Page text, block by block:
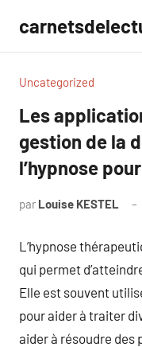
contenu
Uncategorized
Les
gestion de la
l’hypnose
par Louise KESTEL
L’hypnose
qui permet
Elle est souvent
pour aider à traiter
aider à résoudre des